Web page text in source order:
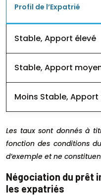
Profil de l’Expatrié
Stable, Apport élevé
Stable, Apport
Moins Stable,
Les taux sont donnés à
fonction des conditions
d’exemple et ne
Négociation du prêt
les expatriés